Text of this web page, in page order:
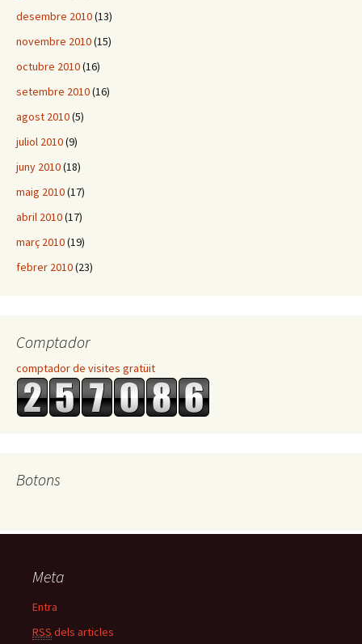
desembre 2010(13)
novembre 2010(15)
octubre 2010(16)
setembre 2010(16)
agost 2010(5)
juliol 2010(9)
juny 2010(18)
maig 2010(17)
abril 2010(17)
març 2010(19)
febrer 2010(23)
Comptador
comptador de visites gratüit
Botons
Meta
Entra
RSS dels articles